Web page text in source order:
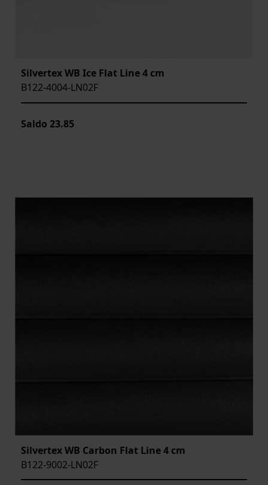
Silvertex WB Ice Flat Line 4 cm
B122-4004-LN02F
Saldo 23.85
Silvertex WB Carbon Flat Line 4 cm
B122-9002-LN02F